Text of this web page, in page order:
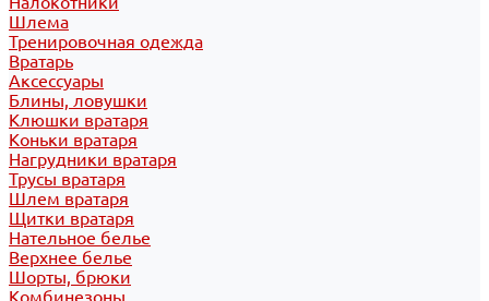
Шлема
Тренировочная одежда
Вратарь
Аксессуары
Блины, ловушки
Клюшки вратаря
Коньки вратаря
Нагрудники вратаря
Трусы вратаря
Шлем вратаря
Щитки вратаря
Нательное белье
Верхнее белье
Шорты, брюки
Комбинезоны